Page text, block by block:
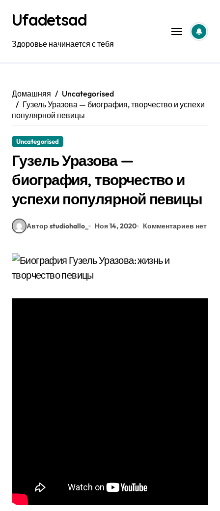
содержанию
Ufadetsad
Здоровье начинается с тебя
Домашняя
Uncategorised
Гузель Уразова — биография, творчество и успехи
популярной певицы
Uncategorised
Гузель Уразова —
биография, творчество и
успехи популярной певицы
Автор studiohallo_ Ноя 14, 2020 Комментариев нет